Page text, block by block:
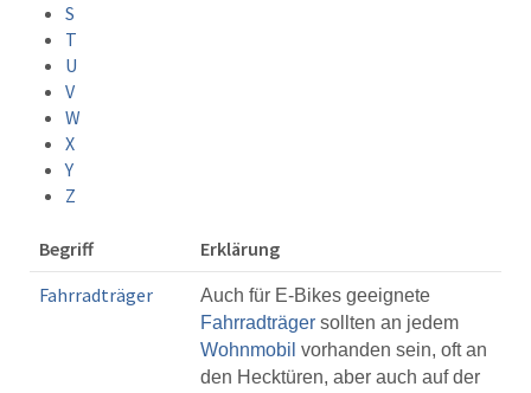
S
T
U
V
W
X
Y
Z
Begriff
Erklärung
Fahrradträger
Auch für E-Bikes geeignete
Fahrradträger sollten an jedem
Wohnmobil vorhanden sein, oft an
den Hecktüren, aber auch auf der